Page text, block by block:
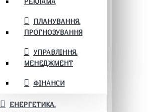
ПЛАНУВАННЯ.
ПРОГНОЗУВАННЯ
УПРАВЛІННЯ.
МЕНЕДЖМЕНТ
ФІНАНСИ
ЕНЕРГЕТИКА.